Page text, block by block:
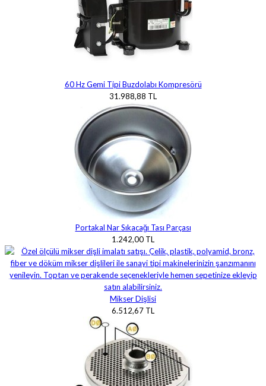
60 Hz Gemi Tipi Buzdolabı Kompresörü
31.988,88 TL
Portakal Nar Sıkacağı Tası Parçası
1.242,00 TL
Mikser Dişlisi
6.512,67 TL